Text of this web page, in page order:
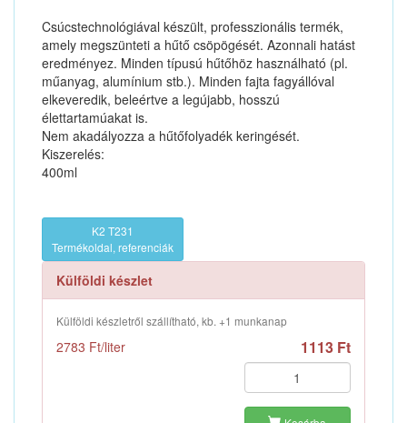
Csúcstechnológiával készült, professzionális termék,
amely megszünteti a hűtő csöpögését. Azonnali hatást
eredményez. Minden típusú hűtőhöz használható (pl.
műanyag, alumínium stb.). Minden fajta fagyállóval
elkeveredik, beleértve a legújabb, hosszú
élettartamúakat is.
Nem akadályozza a hűtőfolyadék keringését.
Kiszerelés:
400ml
K2 T231
Termékoldal, referenciák
Külföldi készlet
Külföldi készletről szállítható, kb. +1 munkanap
2783 Ft/liter 1113 Ft